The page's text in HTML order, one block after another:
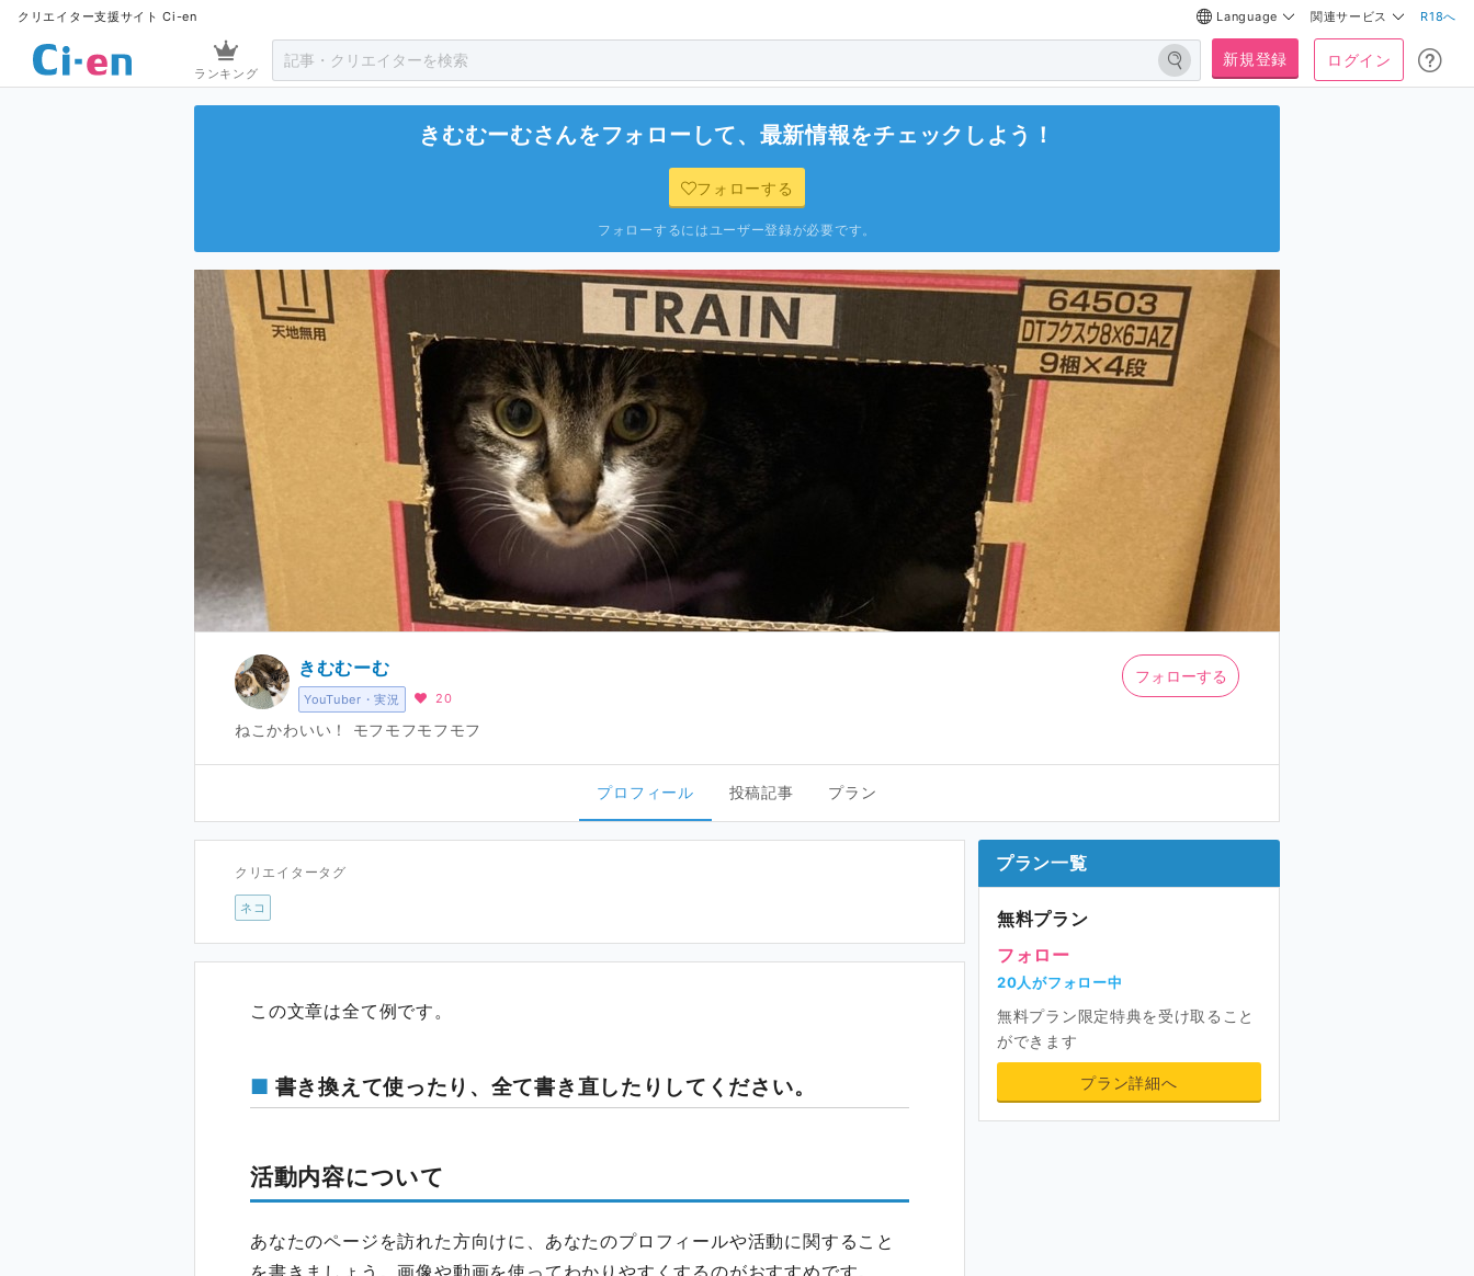
クリエイター支援サイト Ci-en Language 関連サービス R18へ
ランキング
新規登録 ログイン
きむむーむさんをフォローして、最新情報をチェックしよう！
フォローする
フォローするにはユーザー登録が必要です。
YouTuber・実況
きむむーむ
20
ねこかわいい！ モフモフモフモフ
フォローする
プロフィール 投稿記事 プラン
クリエイタータグ
ネコ
この文章は全て例です。
書き換えて使ったり、全て書き直したりしてください。
活動内容について
あなたのページを訪れた方向けに、あなたのプロフィールや活動に関すること
を書きましょう。画像や動画を使ってわかりやすくするのがおすすめです。
プラン一覧
無料プラン
フォロー
20人がフォロー中
無料プラン限定特典を受け取ること
ができます
プラン詳細へ